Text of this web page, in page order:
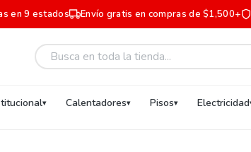
en 9 estados Envío gratis en compras de $1,500+
Calentadores Pisos Electricidad